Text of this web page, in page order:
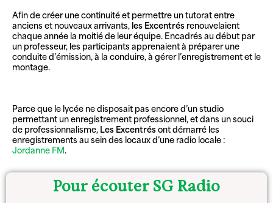
Afin de créer une continuité et permettre un tutorat entre
anciens et nouveaux arrivants, les Excentrés renouvelaient
chaque année la moitié de leur équipe. Encadrés au début par
un professeur, les participants apprenaient à préparer une
conduite d’émission, à la conduire, à gérer l’enregistrement et le
montage.
Parce que le lycée ne disposait pas encore d’un studio
permettant un enregistrement professionnel, et dans un souci
de professionnalisme, Les Excentrésont démarré les
enregistrements au sein des locaux d’une radio locale :
Jordanne FM.
Pour écouter SG Radio